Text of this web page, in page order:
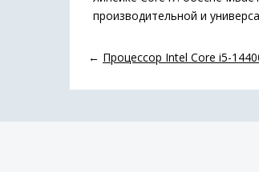
производительной и
← Процессор Intel Core i5-